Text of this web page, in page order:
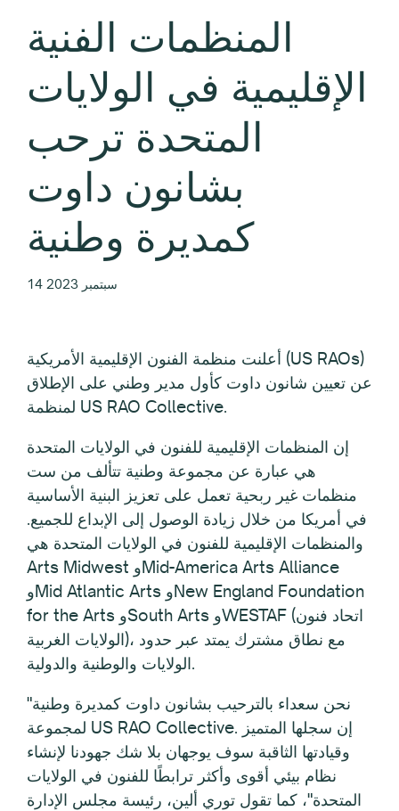
المنظمات الفنية
الإقليمية في الولايات
المتحدة ترحب
بشانون داوت
كمديرة وطنية
14 سبتمبر 2023
أعلنت منظمة الفنون الإقليمية الأمريكية (US RAOs)
عن تعيين شانون داوت كأول مدير وطني على الإطلاق
لمنظمة US RAO Collective.
إن المنظمات الإقليمية للفنون في الولايات المتحدة
هي عبارة عن مجموعة وطنية تتألف من ست
منظمات غير ربحية تعمل على تعزيز البنية الأساسية
في أمريكا من خلال زيادة الوصول إلى الإبداع للجميع.
والمنظمات الإقليمية للفنون في الولايات المتحدة هي
Arts Midwest وMid-America Arts Alliance
وMid Atlantic Arts وNew England Foundation
for the Arts وSouth Arts وWESTAF (اتحاد فنون
الولايات الغربية)، مع نطاق مشترك يمتد عبر حدود
الولايات والوطنية والدولية.
"نحن سعداء بالترحيب بشانون داوت كمديرة وطنية
لمجموعة US RAO Collective. إن سجلها المتميز
وقيادتها الثاقبة سوف يوجهان بلا شك جهودنا لإنشاء
نظام بيئي أقوى وأكثر ترابطًا للفنون في الولايات
المتحدة"، كما تقول توري ألين، رئيسة مجلس الإدارة